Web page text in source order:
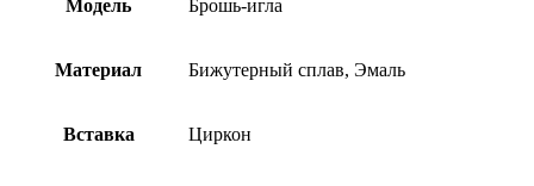
Модель Брошь-игла
Материал Бижутерный сплав, Эмаль
Вставка Циркон